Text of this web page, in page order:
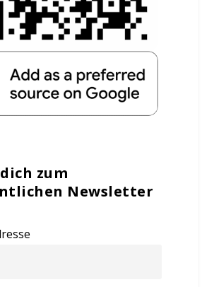
zum
Newsletter